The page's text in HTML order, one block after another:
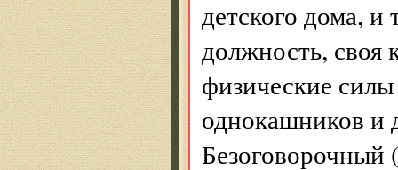
детского дома, и
должность, своя
физические
однокашников и
Безоговорочный